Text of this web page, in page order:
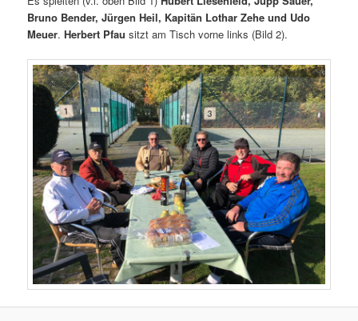
Bruno Bender, Jürgen Heil, Kapitän Lothar Zehe und Udo
Meuer.Herbert Pfau sitzt am Tisch vorne links (Bild 2).